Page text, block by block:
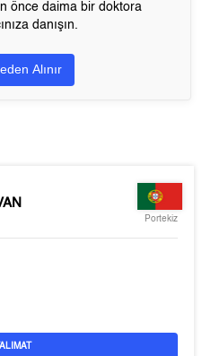
önce daima bir doktora
danışın.
Alınır
Portekiz